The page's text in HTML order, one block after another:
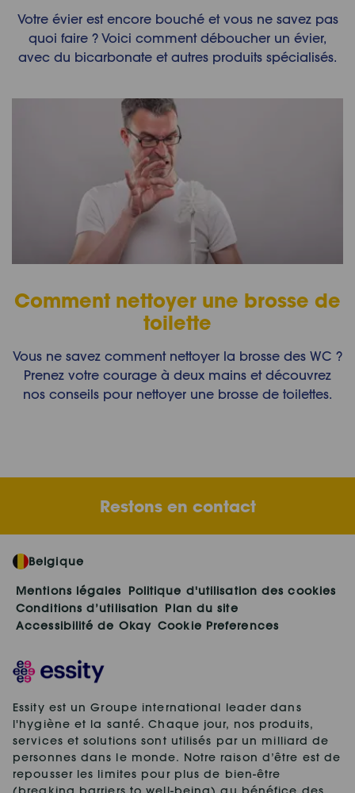
Votre évier est encore bouché et vous ne savez pas
quoi faire ? Voici comment déboucher un évier,
avec du bicarbonate et autres produits spécialisés.
Comment nettoyer une brosse de
toilette
Vous ne savez comment nettoyer la brosse des WC ?
Prenez votre courage à deux mains et découvrez
nos conseils pour nettoyer une brosse de toilettes.
Restons en contact
Belgique
Mentions légales
Politique d'utilisation des cookies
Conditions d’utilisation Plan du site
Accessibilité de Okay Cookie Preferences
Essity est un Groupe international leader dans
l'hygiène et la santé. Chaque jour, nos produits,
services et solutions sont utilisés par un milliard de
personnes dans le monde. Notre raison d’être est de
repousser les limites pour plus de bien-être